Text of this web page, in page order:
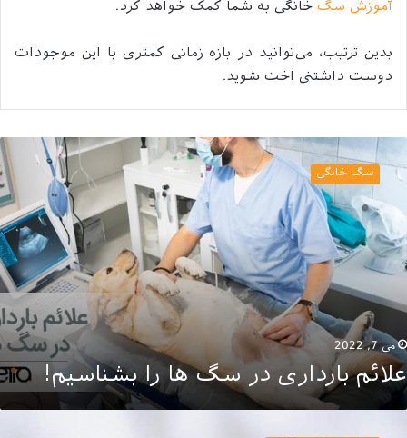
آموزش سگ خانگی به شما کمک خواهد کرد.
بدین ترتیب، می‌توانید در بازه زمانی کمتری با این موجودات
دوست داشتنی اخت شوید.
بارداری
در
سگ
را
بشناسیم!
سگ خانگی
می 7, 2022
علائم بارداری در سگ ها را بشناسیم!